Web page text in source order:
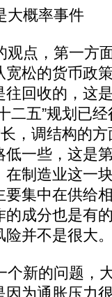
大概率事件
点，第一方
松的货币政
回收的，这
二五”规划已
，调结构的
一些，这是
制造业这一
集中在供给
成分也是有
险并不是很大
新的问题，
为通胀压力